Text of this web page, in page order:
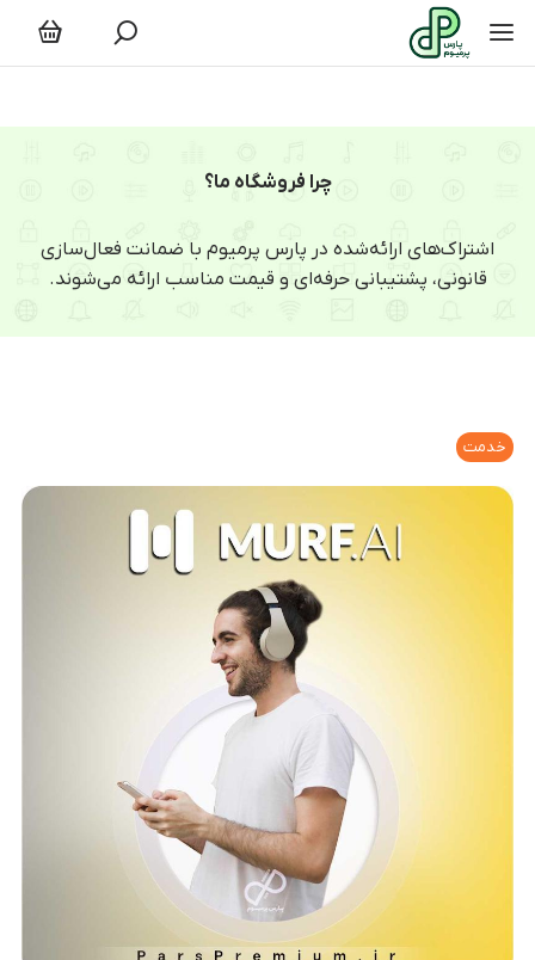
چرا فروشگاه ما؟
اشتراک‌های ارائه‌شده در پارس پرمیوم با ضمانت فعال‌سازی
قانونی، پشتیبانی حرفه‌ای و قیمت مناسب ارائه می‌شوند.
خدمت